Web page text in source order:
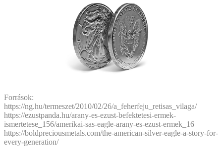
Források:
https://ng.hu/termeszet/2010/02/26/a_feherfeju_retisas_vilaga/
https://ezustpanda.hu/arany-es-ezust-befektetesi-ermek-
ismertetese_156/amerikai-sas-eagle-arany-es-ezust-ermek_16
https://boldpreciousmetals.com/the-american-silver-eagle-a-story-for-
every-generation/